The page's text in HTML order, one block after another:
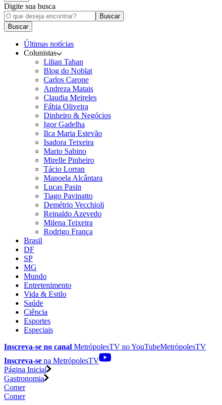
Digite sua busca
Buscar
Buscar
Últimas notícias
Colunistas
Lilian Tahan
Blog do Noblat
Carlos Carone
Andreza Matais
Claudia Meireles
Fábia Oliveira
Dinheiro & Negócios
Igor Gadelha
Ilca Maria Estevão
Isadora Teixeira
Mario Sabino
Mirelle Pinheiro
Tácio Lorran
Manoela Alcântara
Lucas Pasin
Tiago Pavinatto
Demétrio Vecchioli
Reinaldo Azevedo
Milena Teixeira
Rodrigo França
Brasil
DF
SP
MG
Mundo
Entretenimento
Vida & Estilo
Saúde
Ciência
Esportes
Especiais
Inscreva-se no canal MetrópolesTV noYouTubeMetrópolesTV
Inscreva-se na MetrópolesTV
Página Inicial
Gastronomia
Comer
Comer